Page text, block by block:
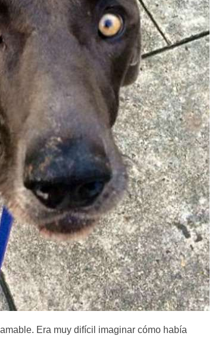
Era muy difícil imaginar cómo había